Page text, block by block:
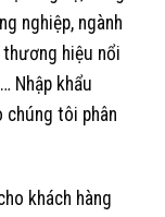
nghiệp, ngành
hiệu nổi
Nhập khẩu
chúng tôi phân
khách hàng